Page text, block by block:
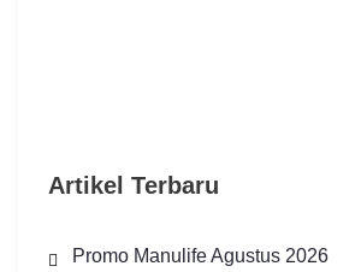
Artikel Terbaru
Promo Manulife Agustus 2026